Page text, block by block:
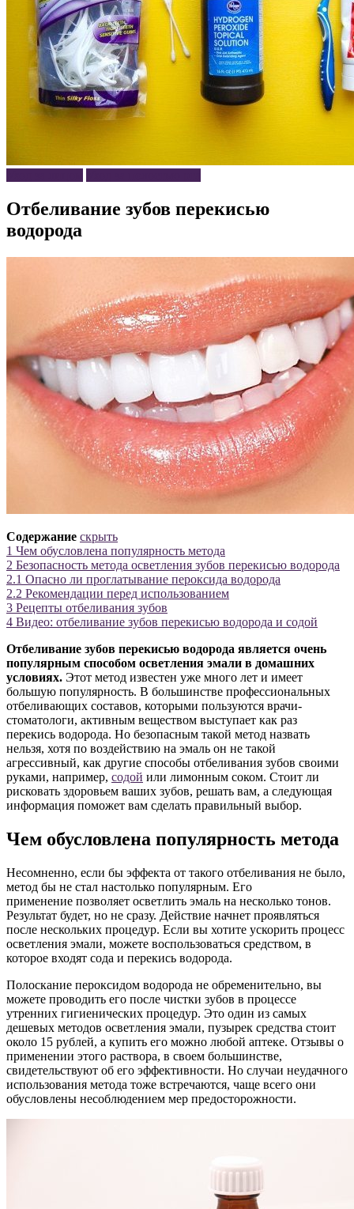
Отбеливание зубов перекисью
водорода
Содержание скрыть
1 Чем обусловлена популярность метода
2 Безопасность метода осветления зубов перекисью водорода
2.1 Опасно ли проглатывание пероксида водорода
2.2 Рекомендации перед использованием
3 Рецепты отбеливания зубов
4 Видео: отбеливание зубов перекисью водорода и содой
Отбеливание зубов перекисью водорода является очень
популярным способом осветления эмали в домашних
условиях. Этот метод известен уже много лет и имеет
большую популярность. В большинстве профессиональных
отбеливающих составов, которыми пользуются врачи-
стоматологи, активным веществом выступает как раз
перекись водорода. Но безопасным такой метод назвать
нельзя, хотя по воздействию на эмаль он не такой
агрессивный, как другие способы отбеливания зубов своими
руками, например, содой или лимонным соком. Стоит ли
рисковать здоровьем ваших зубов, решать вам, а следующая
информация поможет вам сделать правильный выбор.
Чем обусловлена популярность метода
Несомненно, если бы эффекта от такого отбеливания не было,
метод бы не стал настолько популярным. Его
применение позволяет осветлить эмаль на несколько тонов.
Результат будет, но не сразу. Действие начнет проявляться
после нескольких процедур. Если вы хотите ускорить процесс
осветления эмали, можете воспользоваться средством, в
которое входят сода и перекись водорода.
Полоскание пероксидом водорода не обременительно, вы
можете проводить его после чистки зубов в процессе
утренних гигиенических процедур. Это один из самых
дешевых методов осветления эмали, пузырек средства стоит
около 15 рублей, а купить его можно любой аптеке. Отзывы о
применении этого раствора, в своем большинстве,
свидетельствуют об его эффективности. Но случаи неудачного
использования метода тоже встречаются, чаще всего они
обусловлены несоблюдением мер предосторожности.